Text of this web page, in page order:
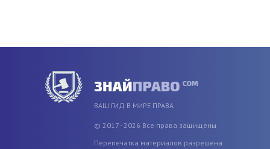
ВАШ ГИД В МИРЕ ПРАВА
© 2017–2026 Все права защищены
Перепечатка материалов разрешена